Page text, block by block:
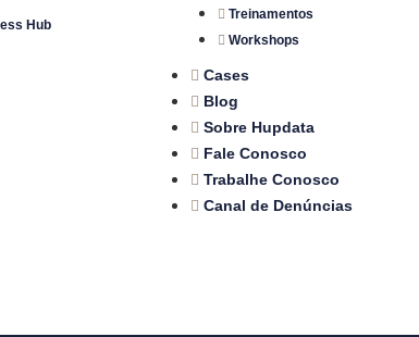
Hub
Treinamentos
Workshops
Cases
Blog
Sobre Hupdata
Fale Conosco
Trabalhe Conosco
Canal de Denúncias